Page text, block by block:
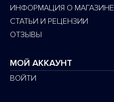
ИНФОРМАЦИЯ О МАГАЗИНЕ
СТАТЬИ И РЕЦЕНЗИИ
ОТЗЫВЫ
МОЙ АККАУНТ
ВОЙТИ